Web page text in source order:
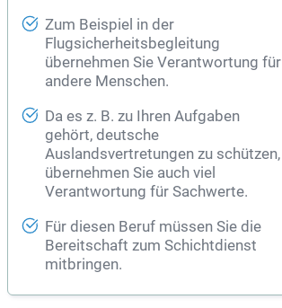
Zum Beispiel in der
Flugsicherheitsbegleitung
übernehmen Sie Verantwortung für
andere Menschen.
Da es z. B. zu Ihren Aufgaben
gehört, deutsche
Auslandsvertretungen zu schützen,
übernehmen Sie auch viel
Verantwortung für Sachwerte.
Für diesen Beruf müssen Sie die
Bereitschaft zum Schichtdienst
mitbringen.